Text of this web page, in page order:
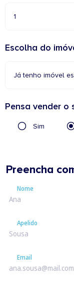
1
Escolha do
Já tenho imóvel
Pensa vender o
Sim
Preencha
Nome
Nome
Apelido
Apelido
Email
Email